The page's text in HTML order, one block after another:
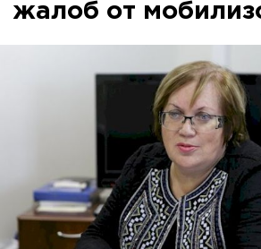
жалоб от